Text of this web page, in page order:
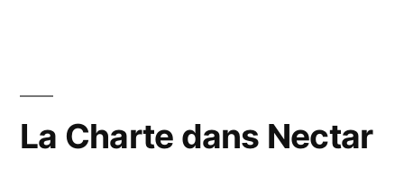
La Charte dans Nectar